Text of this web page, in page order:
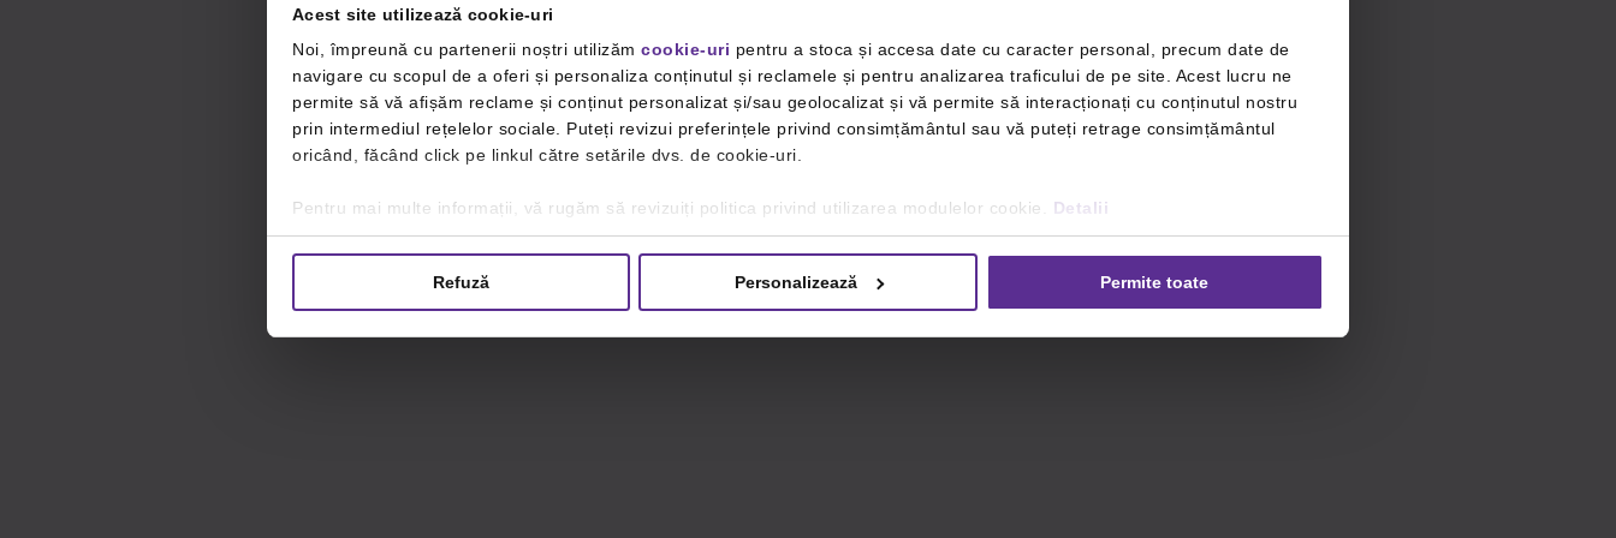
Acest site utilizează cookie-uri
Noi, împreună cu partenerii noștri utilizăm cookie-uri pentru a stoca și accesa date cu caracter personal, precum date de
navigare cu scopul de a oferi și personaliza conținutul și reclamele și pentru analizarea traficului de pe site. Acest lucru ne
permite să vă afișăm reclame și conținut personalizat și/sau geolocalizat și vă permite să interacționați cu conținutul nostru
prin intermediul rețelelor sociale. Puteți revizui preferințele privind consimțământul sau vă puteți retrage consimțământul
oricând, făcând click pe linkul către setările dvs. de cookie-uri.
Pentru mai multe informații, vă rugăm să revizuiți politica privind utilizarea modulelor cookie. Detalii
Refuză Personalizează Permite toate